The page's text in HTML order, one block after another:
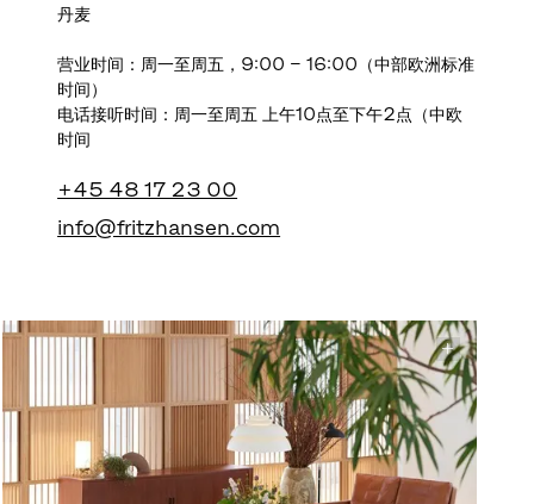
丹麦
营业时间：周一至周五，9:00 – 16:00（中部欧洲标准
时间）
电话接听时间：周一至周五 上午10点至下午2点（中欧
时间
+45 48 17 23 00
info@fritzhansen.com